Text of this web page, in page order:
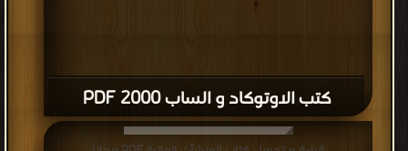
كتب الاوتوكاد و الساب 2000 PDF